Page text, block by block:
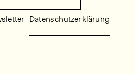
Datenschutzerklärung